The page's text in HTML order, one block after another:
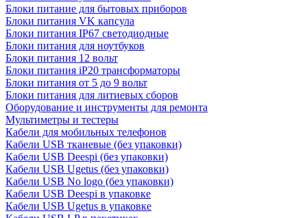
Блоки питание для бытовых приборов
Блоки питания VK капсула
Блоки питания IP67 светодиодные
Блоки питания для ноутбуков
Блоки питания 12 вольт
Блоки питания iP20 трансформаторы
Блоки питания от 5 до 9 вольт
Блоки питания для литиевых сборов
Оборудование и инструменты для ремонта
Мультиметры и тестеры
Кабели для мобильных телефонов
Кабели USB тканевые (без упаковки)
Кабели USB Deespi (без упаковки)
Кабели USB Ugetus (без упаковки)
Кабели USB No logo (без упаковки)
Кабели USB Deespi в упаковке
Кабели USB Ugetus в упаковке